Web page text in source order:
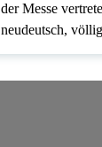
der Messe
neudeutsch,